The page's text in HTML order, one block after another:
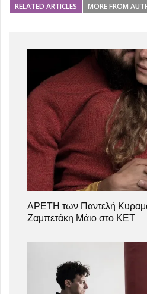
RELATED ARTICLES MORE FROM
ΑΡΕΤΗ των Παντελή
Ζαμπετάκη Μάιο στο ΚΕΤ